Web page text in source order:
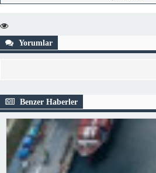
Yorumlar
Benzer Haberler